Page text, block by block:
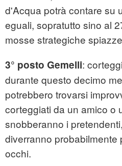
d'Acqua potrà contare su
eguali, sopratutto sino al
mosse strategiche
3° posto Gemelli:
durante questo decimo
potrebbero trovarsi
corteggiati da un amico o
snobberanno i
diverranno probabilmente
occhi.